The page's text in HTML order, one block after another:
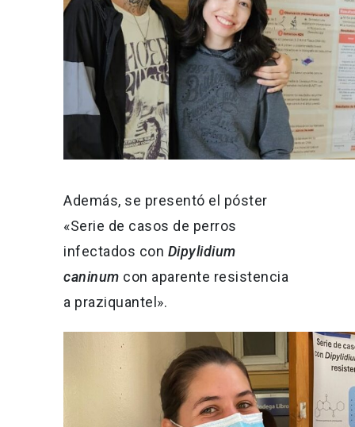
Además, se presentó el póster
«Serie de casos de perros
infectados con Dipylidium
caninum con aparente resistencia
a praziquantel».